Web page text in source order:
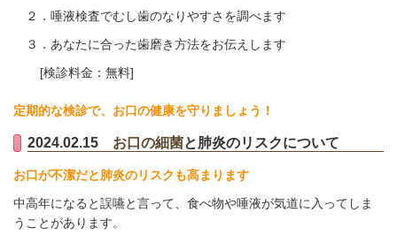
２．唾液検査でむし歯のなりやすさを調べます
３．あなたに合った歯磨き方法をお伝えします
[検診料金：無料]
定期的な検診で、お口の健康を守りましょう！
2024.02.15 お口の細菌と肺炎のリスクについて
お口が不潔だと肺炎のリスクも高まります
中高年になると誤嚥と言って、食べ物や唾液が気道に入ってしま
うことがあります。